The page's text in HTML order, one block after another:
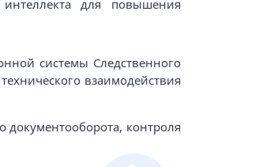
для повышения
системы Следственного
взаимодействия
контроля